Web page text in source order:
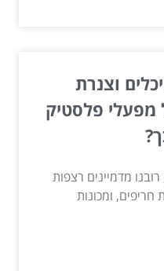
וצנרת
מפעלי פלסטיק
מדמיינים רצפות
חריפים, ומכונות